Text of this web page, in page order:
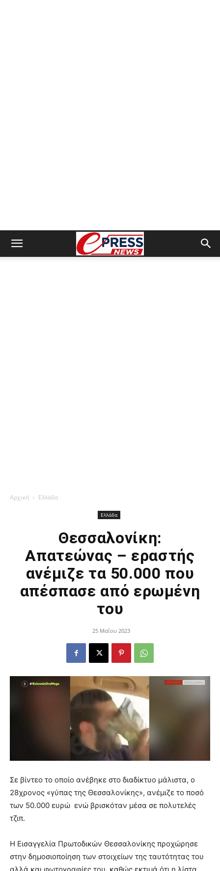
Αρχική Ελλάδα
Ελλάδα
Θεσσαλονίκη:
Απατεώνας – εραστής
ανέμιζε τα 50.000 που
απέσπασε από ερωμένη
του
25 Μαΐου 2023
Σε βίντεο το οποίο ανέβηκε στο διαδίκτυο μάλιστα, ο
28χρονος «γύπας της Θεσσαλονίκης», ανέμιζε το ποσό
των 50.000 ευρώ ενώ βρισκόταν μέσα σε πολυτελές
τζιπ.
Η Εισαγγελία Πρωτοδικών Θεσσαλονίκης προχώρησε
στην δημοσιοποίηση των στοιχείων της ταυτότητας του